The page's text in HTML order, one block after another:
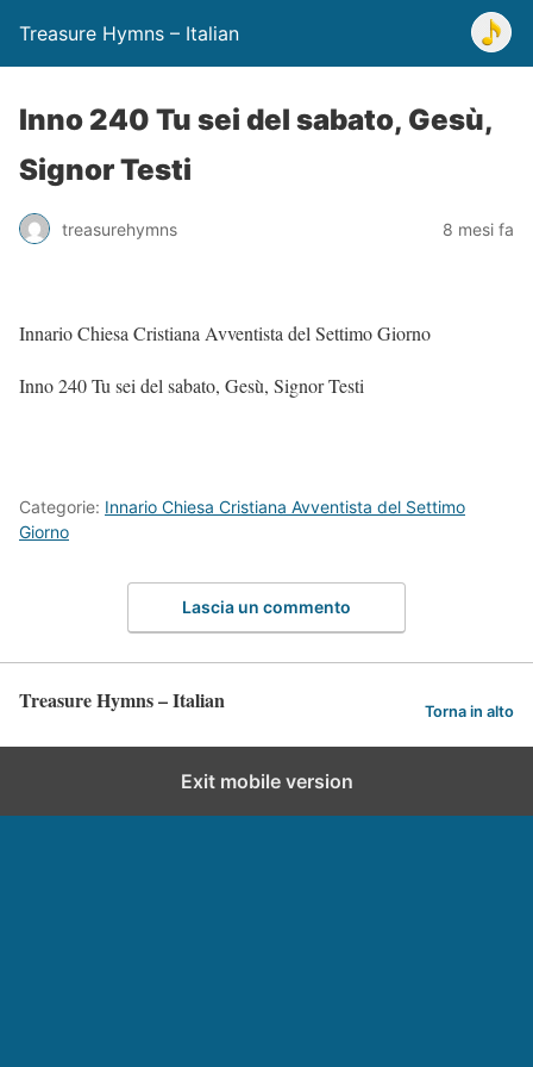
Treasure Hymns – Italian
Inno 240 Tu sei del sabato, Gesù,
Signor Testi
treasurehymns 8 mesi fa
Innario Chiesa Cristiana Avventista del Settimo Giorno
Inno 240 Tu sei del sabato, Gesù, Signor Testi
Categorie: Innario Chiesa Cristiana Avventista del Settimo
Giorno
Lascia un commento
Treasure Hymns – Italian Torna in alto
Exit mobile version